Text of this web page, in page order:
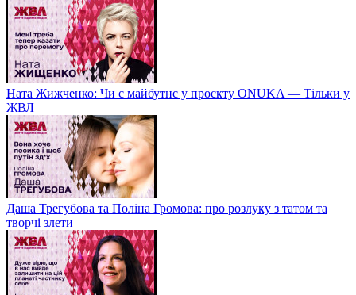
Ната Жижченко: Чи є майбутнє у проєкту ONUKA — Тільки у
ЖВЛ
Даша Трегубова та Поліна Громова: про розлуку з татом та
творчі злети